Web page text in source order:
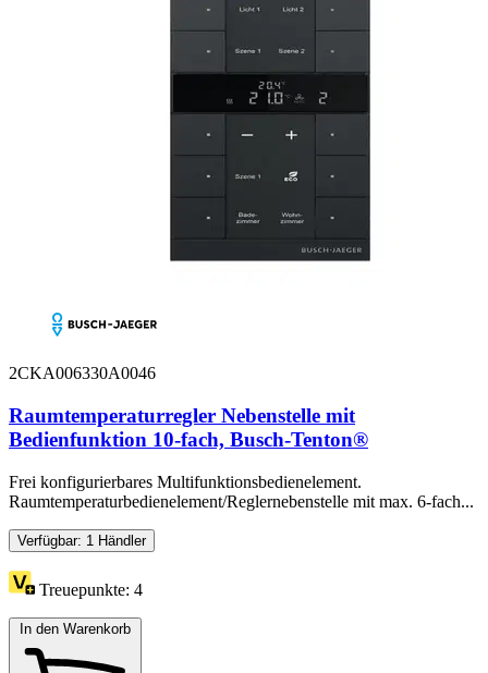
2CKA006330A0046
Raumtemperaturregler Nebenstelle mit
Bedienfunktion 10-fach, Busch-Tenton®
Frei konfigurierbares Multifunktionsbedienelement.
Raumtemperaturbedienelement/Reglernebenstelle mit max. 6-fach...
Verfügbar: 1 Händler
Treuepunkte: 4
In den Warenkorb